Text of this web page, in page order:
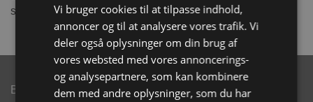
små klør skal klippes.
Brand
Vi bruger cookies til at tilpasse indhold,
annoncer og til at analysere vores trafik. Vi
deler også oplysninger om din brug af
vores websted med vores annoncerings-
og analysepartnere, som kan kombinere
dem med andre oplysninger, som du har